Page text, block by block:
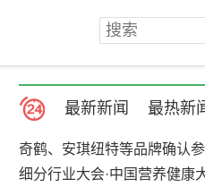
最新新闻 最热新
奇鹤、安琪纽特等品牌确认
细分行业大会·中国营养健康